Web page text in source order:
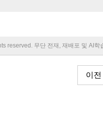
reserved. 무단 전재, 재배포 및 AI학
이전